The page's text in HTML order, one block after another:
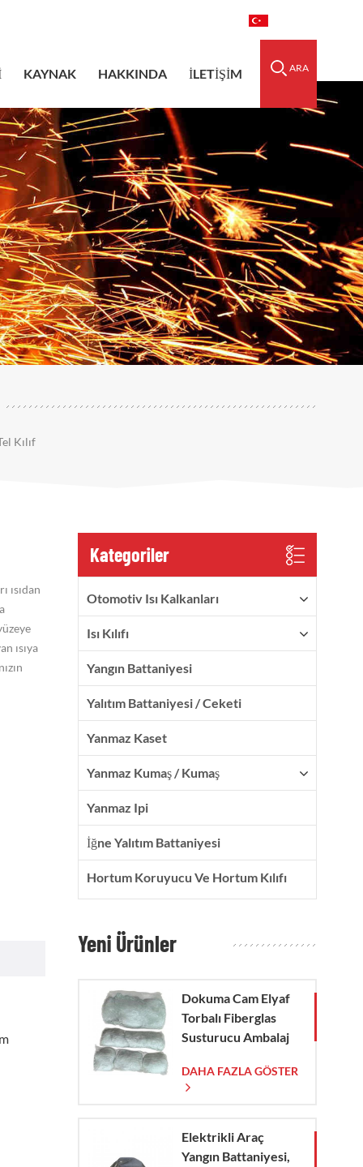
ARA
KAYNAK HAKKINDA İLETIŞIM
Kılıf
ısıdan
ısıya
Kategoriler
Otomotiv Isı Kalkanları
Isı Kılıfı
Yangın Battaniyesi
Yalıtım Battaniyesi / Ceketi
Yanmaz Kaset
Yanmaz Kumaş / Kumaş
Yanmaz Ipi
İğne Yalıtım Battaniyesi
Hortum Koruyucu Ve Hortum Kılıfı
Yeni Ürünler
Dokuma Cam Elyaf
Torbalı Fiberglas
Susturucu Ambalaj
DAHA FAZLA GÖSTER
Elektrikli Araç
Yangın Battaniyesi,